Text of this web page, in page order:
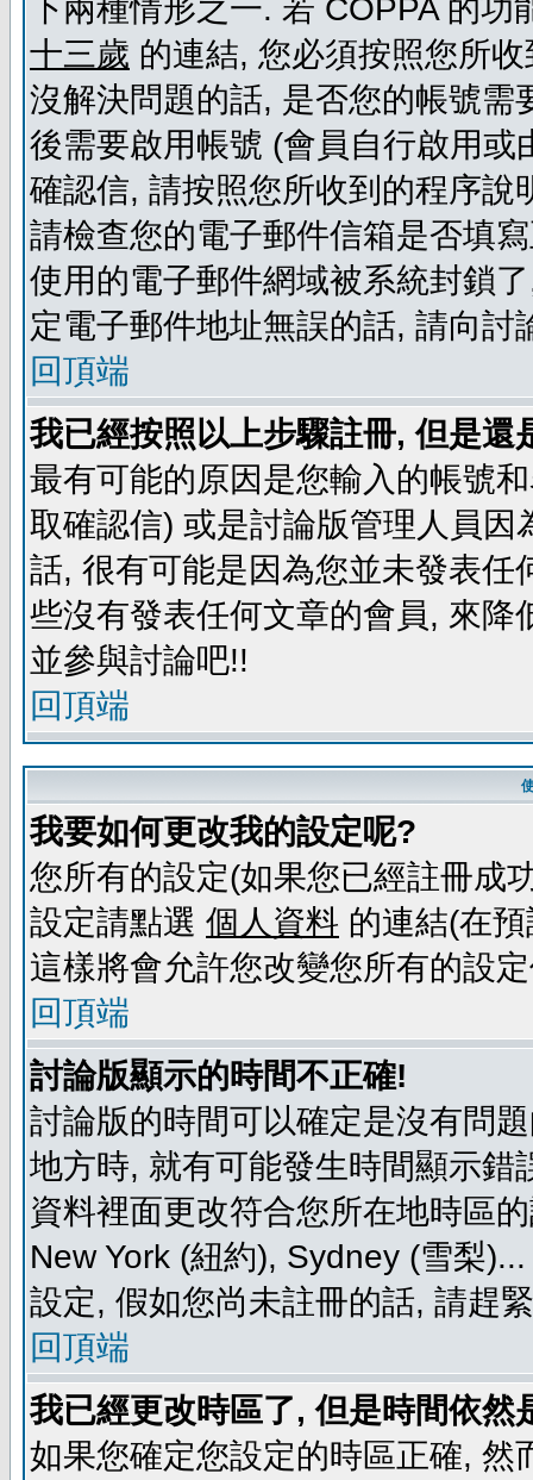
下兩種情形之一. 若 COPPA 的
十三歲 的連結, 您必須按照您所
沒解決問題的話, 是否您的帳號
後需要啟用帳號 (會員自行啟用
確認信, 請按照您所收到的程序
請檢查您的電子郵件信箱是否填
使用的電子郵件網域被系統封鎖
定電子郵件地址無誤的話, 請向
回頂端
我已經按照以上步驟註冊, 但是還
最有可能的原因是您輸入的帳號
取確認信) 或是討論版管理人員
話, 很有可能是因為您並未發表
些沒有發表任何文章的會員, 來
並參與討論吧!!
回頂端
我要如何更改我的設定呢?
您所有的設定(如果您已經註冊成
設定請點選 個人資料 的連結(在
這樣將會允許您改變您所有的設
回頂端
討論版顯示的時間不正確!
討論版的時間可以確定是沒有問
地方時, 就有可能發生時間顯示
資料裡面更改符合您所在地時區
New York (紐約), Sydney (雪梨
設定, 假如您尚未註冊的話, 請趕
回頂端
我已經更改時區了, 但是時間依然
如果您確定您設定的時區正確,